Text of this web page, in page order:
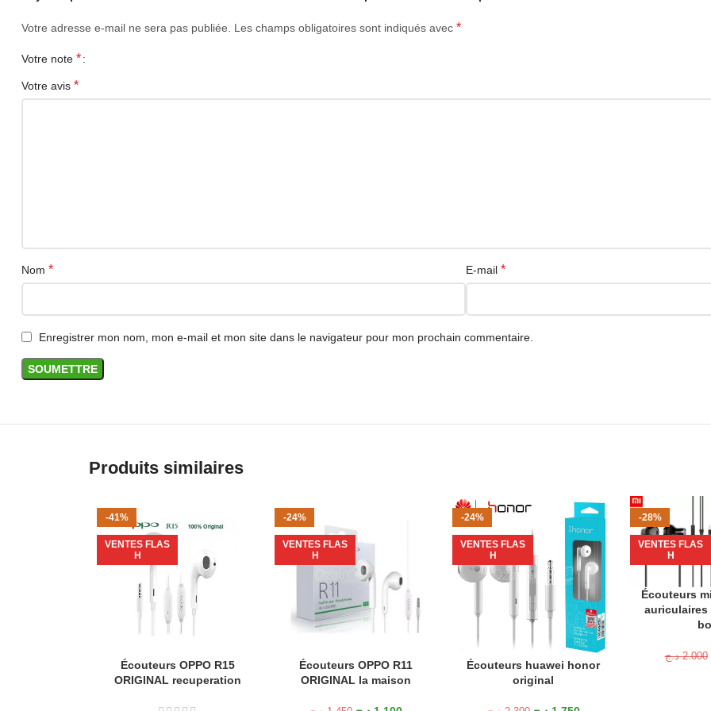
Cette oreillette n’est pas compatible directement avec les téléphones dotés uniquement d’un port Lightning ou d’une prise
Votre adresse e-mail ne sera pas publiée. Les champs obligatoires sont indiqués avec *
Votre note *
Votre avis *
Nom * E-mail *
Enregistrer mon nom, mon e-mail et mon site dans le navigateur pour mon prochain commentaire.
Produits similaires
-41%
VENTES FLAS
H
AJOUTER AU PANIER
Écouteurs OPPO R15
ORIGINAL recuperation
-24%
VENTES FLAS
H
AJOUTER AU PANIER
Écouteurs OPPO R11
ORIGINAL la maison
-24%
VENTES FLAS
H
AJOUTER AU PANIER
Écouteurs huawei honor
original
-28%
VENTES FLAS
H
AJOUTER AU
Écouteurs
auriculaires
2.000 د.ج